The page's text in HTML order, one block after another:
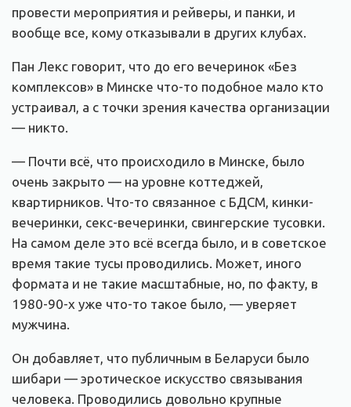
провести мероприятия и рейверы, и панки, и
вообще все, кому отказывали в других клубах.
Пан Лекс говорит, что до его вечеринок «Без
комплексов» в Минске что-то подобное мало кто
устраивал, а с точки зрения качества организации
— никто.
— Почти всё, что происходило в Минске, было
очень закрыто — на уровне коттеджей,
квартирников. Что-то связанное с БДСМ, кинки-
вечеринки, секс-вечеринки, свингерские тусовки.
На самом деле это всё всегда было, и в советское
время такие тусы проводились. Может, иного
формата и не такие масштабные, но, по факту, в
1980-90-х уже что-то такое было, — уверяет
мужчина.
Он добавляет, что публичным в Беларуси было
шибари — эротическое искусство связывания
человека. Проводились довольно крупные